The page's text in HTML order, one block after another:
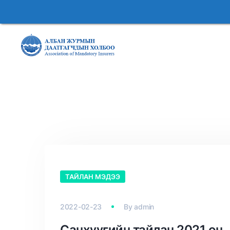
ТАЙЛАН МЭДЭЭ
2022-02-23 Byadmin